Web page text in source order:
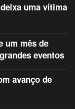
uma vítima
um mês de
eventos
avanço de